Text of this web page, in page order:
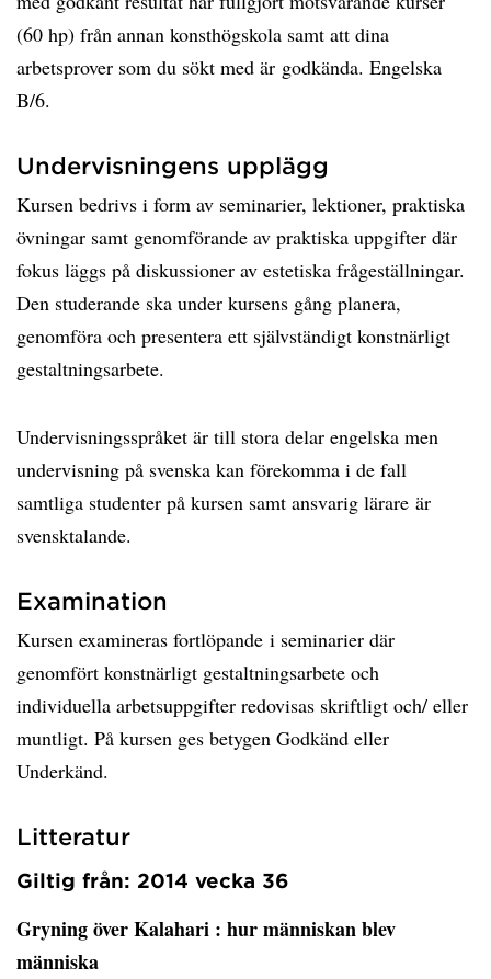
(60 hp) från annan konsthögskola samt att dina
arbetsprover som du sökt med är godkända. Engelska
B/6.
Undervisningens upplägg
Kursen bedrivs i form av seminarier, lektioner, praktiska
övningar samt genomförande av praktiska uppgifter där
fokus läggs på diskussioner av estetiska frågeställningar.
Den studerande ska under kursens gång planera,
genomföra och presentera ett självständigt konstnärligt
gestaltningsarbete.
Undervisningsspråket är till stora delar engelska men
undervisning på svenska kan förekomma i de fall
samtliga studenter på kursen samt ansvarig lärare är
svensktalande.
Examination
Kursen examineras fortlöpande i seminarier där
genomfört konstnärligt gestaltningsarbete och
individuella arbetsuppgifter redovisas skriftligt och/ eller
muntligt. På kursen ges betygen Godkänd eller
Underkänd.
Litteratur
Giltig från: 2014 vecka 36
Gryning över Kalahari : hur människan blev
människa